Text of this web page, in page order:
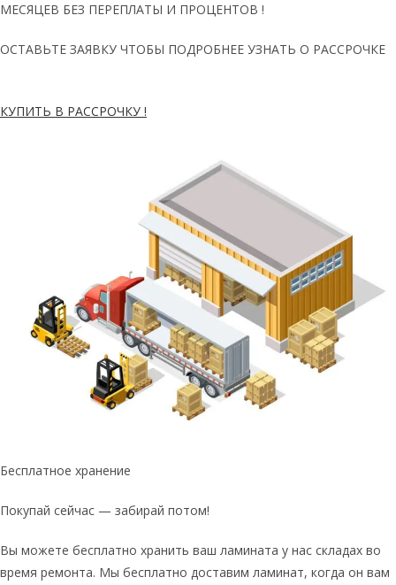
МЕСЯЦЕВ БЕЗ ПЕРЕПЛАТЫ И ПРОЦЕНТОВ !
ОСТАВЬТЕ ЗАЯВКУ ЧТОБЫ ПОДРОБНЕЕ УЗНАТЬ О РАССРОЧКЕ
КУПИТЬ В РАССРОЧКУ !
Бесплатное хранение
Покупай сейчас — забирай потом!
Вы можете бесплатно хранить ваш ламината у нас складах во
время ремонта. Мы бесплатно доставим ламинат, когда он вам